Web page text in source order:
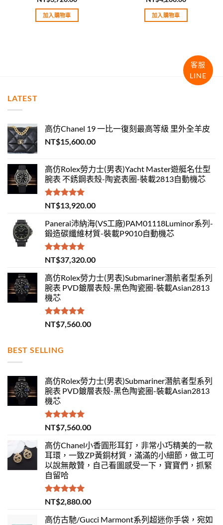
滿分 5
加入購物車
滿分 5
加入購物車
LATEST
高仿Chanel 19 一比一復刻最高等級 里外全羊皮
NT$15,600.00
高仿Rolex勞力士(男表)Yacht Master遊艇名仕型
腕表 不銹鋼表殼-陶瓷表圈-裝載2813自動機芯
評分5.00
滿分 5
NT$13,920.00
Panerai沛納海(VS工廠)PAM01118Luminor系列-
鍛造碳纖維材質-裝載P9010自動機芯
評分5.00
滿分 5
NT$37,320.00
高仿Rolex勞力士(男表)Submariner潛航者型系列
腕表 PVD鍍層表殼-黑色陶瓷圈-裝載Asian2813
機芯
評分 5.00
滿分 5
NT$7,560.00
BEST SELLING
高仿Rolex勞力士(男表)Submariner潛航者型系列
腕表 PVD鍍層表殼-黑色陶瓷圈-裝載Asian2813
機芯
評分 5.00
滿分 5
NT$7,560.00
高仿Chanel小香圓形耳釘，非常小巧精美的一款
耳環，一致ZP黃銅材質，滿滿的小細節，做工可
以說無敵贊，自己看圖感受一下，寶寶們，抓緊
自留哈
評分 5.00
滿分 5
NT$2,880.00
高仿古馳/Gucci Marmont系列超迷你手袋，宛如
客服
LINE